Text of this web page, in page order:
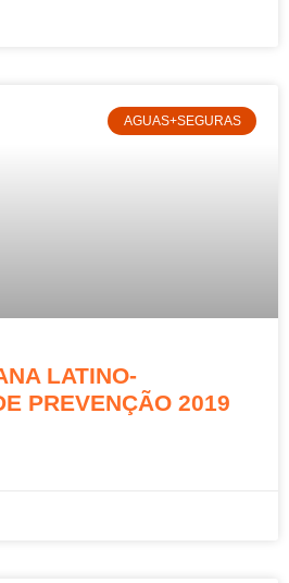
AGUAS+SEGURAS
LATINO-
PREVENÇÃO 2019